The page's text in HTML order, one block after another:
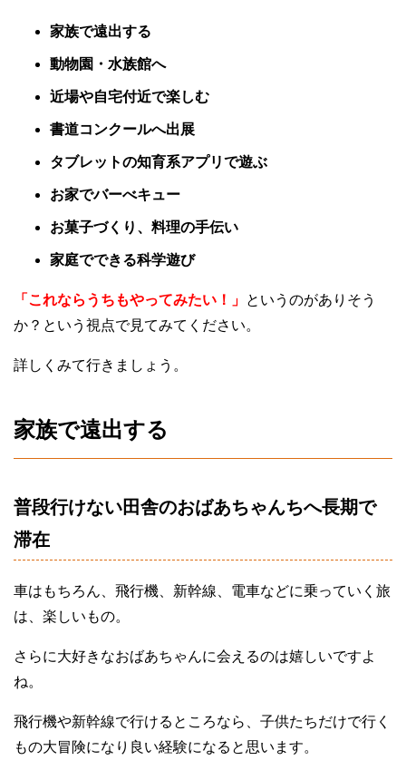
家族で遠出する
動物園・水族館へ
近場や自宅付近で楽しむ
書道コンクールへ出展
タブレットの知育系アプリで遊ぶ
お家でバーべキュー
お菓子づくり、料理の手伝い
家庭でできる科学遊び
「これならうちもやってみたい！」 というのがありそう
か？という視点で見てみてください。
詳しくみて行きましょう。
家族で遠出する
普段行けない田舎のおばあちゃんちへ長期で
滞在
車はもちろん、飛行機、新幹線、電車などに乗っていく旅
は、楽しいもの。
さらに大好きなおばあちゃんに会えるのは嬉しいですよ
ね。
飛行機や新幹線で行けるところなら、子供たちだけで行く
もの大冒険になり良い経験になると思います。